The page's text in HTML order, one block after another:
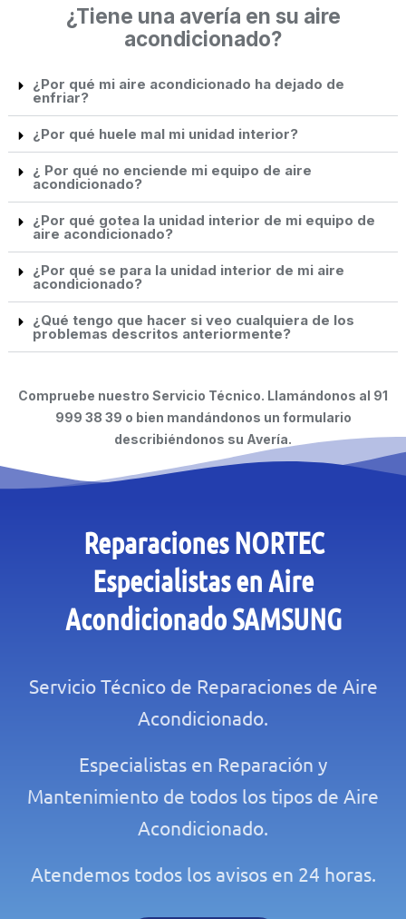
¿Tiene una avería en su aire
acondicionado?
¿Por qué mi aire acondicionado ha dejado de
enfriar?
¿Por qué huele mal mi unidad interior?
¿ Por qué no enciende mi equipo de aire
acondicionado?
¿Por qué gotea la unidad interior de mi equipo de
aire acondicionado?
¿Por qué se para la unidad interior de mi aire
acondicionado?
¿Qué tengo que hacer si veo cualquiera de los
problemas descritos anteriormente?
Compruebe nuestro Servicio Técnico. Llamándonos al 91
999 38 39 o bien mandándonos un formulario
describiéndonos su Avería.
Reparaciones NORTEC
Especialistas en Aire
Acondicionado SAMSUNG
Servicio Técnico de Reparaciones de Aire
Acondicionado.
Especialistas en Reparación y
Mantenimiento de todos los tipos de Aire
Acondicionado.
Atendemos todos los avisos en 24 horas.